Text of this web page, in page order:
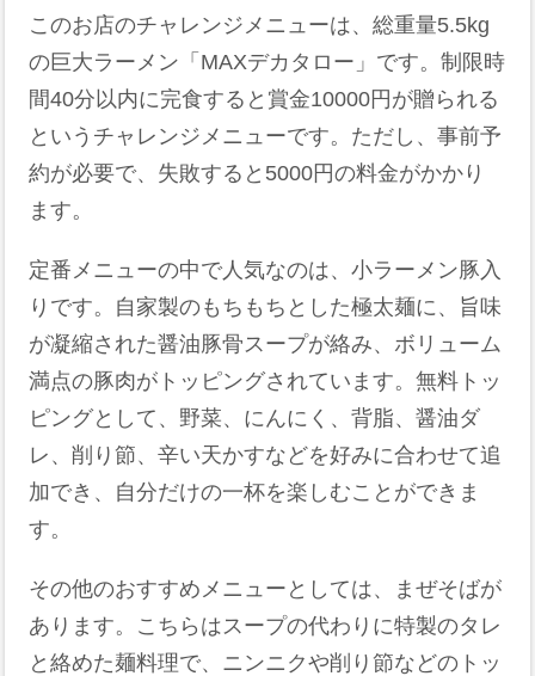
このお店のチャレンジメニューは、総重量5.5kg
の巨大ラーメン「MAXデカタロー」です。制限時
間40分以内に完食すると賞金10000円が贈られる
というチャレンジメニューです。ただし、事前予
約が必要で、失敗すると5000円の料金がかかり
ます。
定番メニューの中で人気なのは、小ラーメン豚入
りです。自家製のもちもちとした極太麺に、旨味
が凝縮された醤油豚骨スープが絡み、ボリューム
満点の豚肉がトッピングされています。無料トッ
ピングとして、野菜、にんにく、背脂、醤油ダ
レ、削り節、辛い天かすなどを好みに合わせて追
加でき、自分だけの一杯を楽しむことができま
す。
その他のおすすめメニューとしては、まぜそばが
あります。こちらはスープの代わりに特製のタレ
と絡めた麺料理で、ニンニクや削り節などのトッ